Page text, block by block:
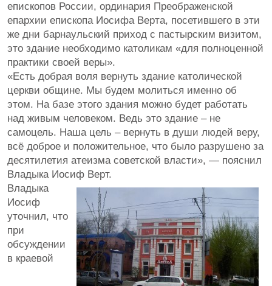
епископов России, ординария Преображенской
епархии епископа Иосифа Верта, посетившего в эти
же дни барнаульский приход с пастырским визитом,
это здание необходимо католикам «для полноценной
практики своей веры».
«Есть добрая воля вернуть здание католической
церкви общине. Мы будем молиться именно об
этом. На базе этого здания можно будет работать
над живым человеком. Ведь это здание – не
самоцель. Наша цель – вернуть в души людей веру,
всё доброе и положительное, что было разрушено за
десятилетия атеизма советской власти», — пояснил
Владыка Иосиф Верт.
Владыка
Иосиф
уточнил, что
при
обсуждении
в краевой